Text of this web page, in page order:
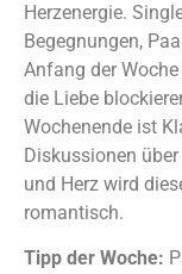
Herzenergie.
Begegnungen,
Anfang der
die Liebe
Wochenende ist
Diskussionen
und Herz wird
romantisch.
Tipp der Woche: